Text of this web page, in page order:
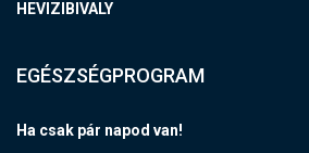
HEVIZIBIVALY
EGÉSZSÉGPROGRAM
Ha csak pár napod van!